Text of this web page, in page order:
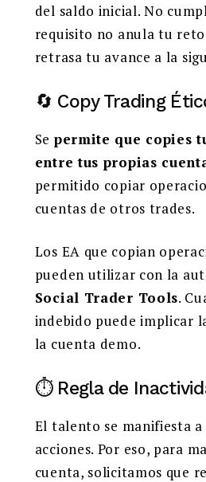
del saldo inicial. No
requisito no anula tu
retrasa tu avance a la
🔄 Copy Trading
Se permite que copies
entre tus propias
permitido copiar
cuentas de otros trades.
Los EA que copian
pueden utilizar con la
Social Trader Tools.
indebido puede implicar
la cuenta demo.
⏱️ Regla de
El talento se manifiesta
acciones. Por eso, para
cuenta, solicitamos que